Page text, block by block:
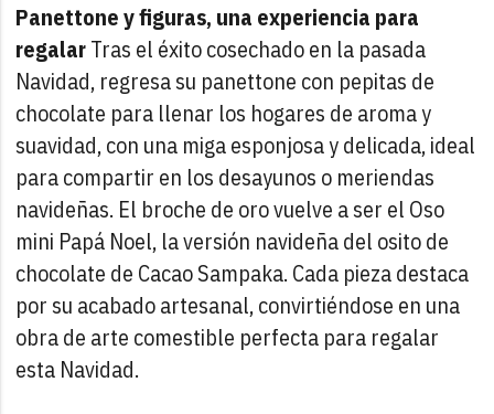
Panettone y figuras, una experiencia para
regalarTras el éxito cosechado en la pasada
Navidad, regresa su panettone con pepitas de
chocolate para llenar los hogares de aroma y
suavidad, con una miga esponjosa y delicada, ideal
para compartir en los desayunos o meriendas
navideñas. El broche de oro vuelve a ser el Oso
mini Papá Noel, la versión navideña del osito de
chocolate de Cacao Sampaka. Cada pieza destaca
por su acabado artesanal, convirtiéndose en una
obra de arte comestible perfecta para regalar
esta Navidad.